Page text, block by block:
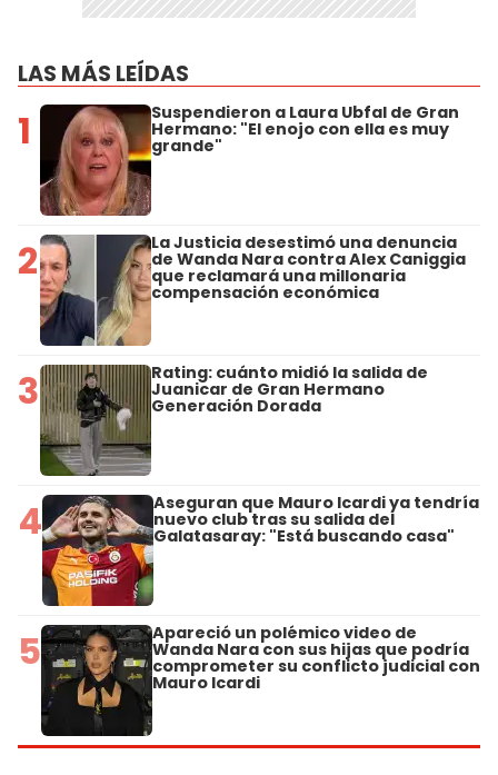
LAS MÁS LEÍDAS
1 Suspendieron a Laura Ubfal de Gran
Hermano: "El enojo con ella es muy
grande"
2 La Justicia desestimó una denuncia
de Wanda Nara contra Alex Caniggia
que reclamará una millonaria
compensación económica
3 Rating: cuánto midió la salida de
Juanicar de Gran Hermano
Generación Dorada
4 Aseguran que Mauro Icardi ya tendría
nuevo club tras su salida del
Galatasaray: "Está buscando casa"
5 Apareció un polémico video de
Wanda Nara con sus hijas que podría
comprometer su conflicto judicial con
Mauro Icardi